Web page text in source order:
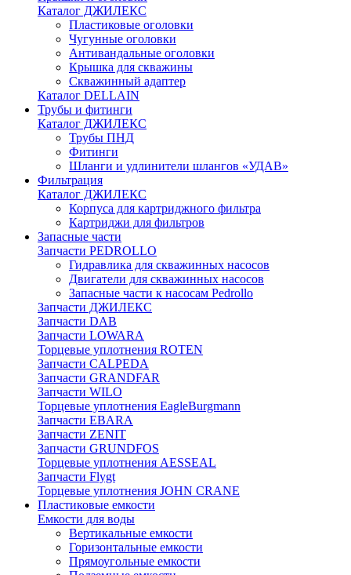
Каталог ДЖИЛЕКС
Пластиковые оголовки
Чугунные оголовки
Антивандальные оголовки
Крышка для скважины
Скважинный адаптер
Каталог DELLAIN
Трубы и фитинги
Каталог ДЖИЛЕКС
Трубы ПНД
Фитинги
Шланги и удлинители шлангов «УДАВ»
Фильтрация
Каталог ДЖИЛЕКС
Корпуса для картриджного фильтра
Картриджи для фильтров
Запасные части
Запчасти PEDROLLO
Гидравлика для скважинных насосов
Двигатели для скважинных насосов
Запасные части к насосам Pedrollo
Запчасти ДЖИЛЕКС
Запчасти DAB
Запчасти LOWARA
Торцевые уплотнения ROTEN
Запчасти CALPEDA
Запчасти GRANDFAR
Запчасти WILO
Торцевые уплотнения EagleBurgmann
Запчасти EBARA
Запчасти ZENIT
Запчасти GRUNDFOS
Торцевые уплотнения AESSEAL
Запчасти Flygt
Торцевые уплотнения JOHN CRANE
Пластиковые емкости
Емкости для воды
Вертикальные емкости
Горизонтальные емкости
Прямоугольные емкости